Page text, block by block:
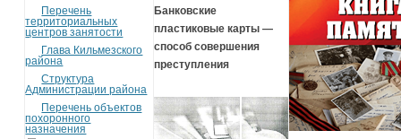
Перечень
территориальных
центров занятости
Глава Кильмезского
района
Структура
Администрации района
Перечень объектов
похоронного
назначения
Банковские
пластиковые карты —
способ совершения
преступления